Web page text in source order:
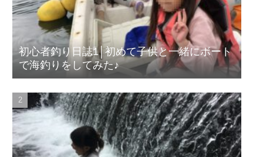
初心者釣り日誌1│初めて子供と一緒にボート
で海釣りをしてみた♪